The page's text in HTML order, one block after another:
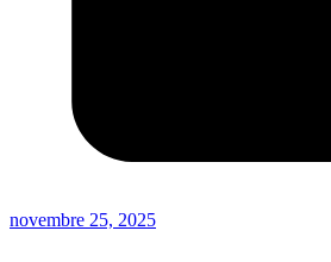
novembre 25, 2025